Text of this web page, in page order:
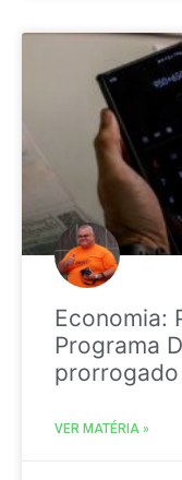
Economia:
Programa
prorrogado
VER MATÉRIA »